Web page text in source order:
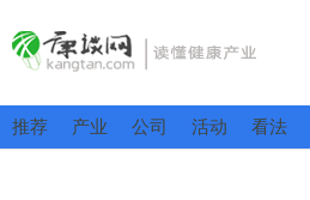
推荐 产业 公司 活动 看法